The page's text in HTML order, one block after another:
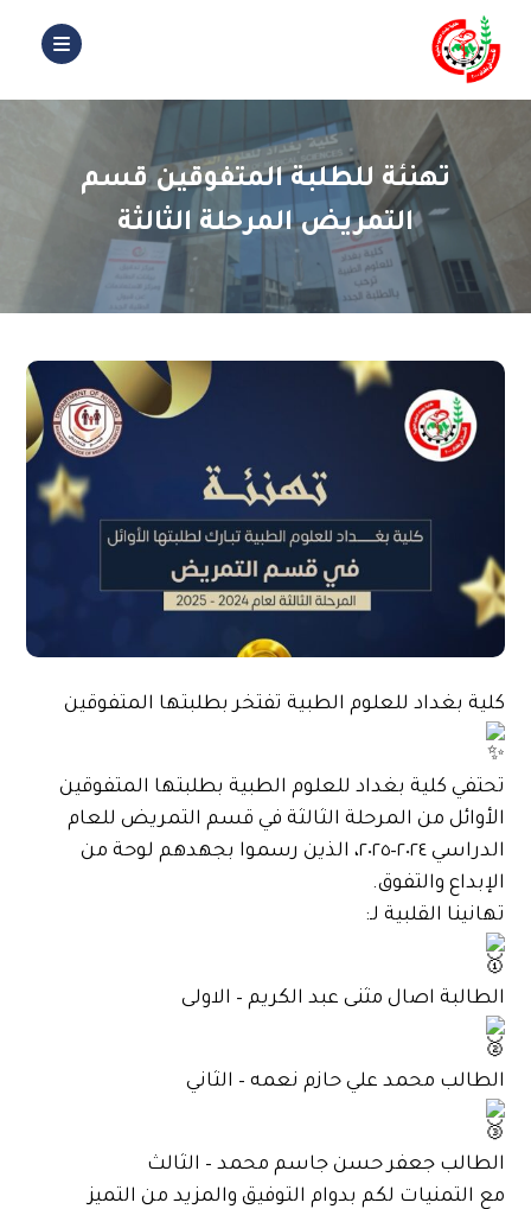
تهنئة للطلبة المتفوقين قسم
التمريض المرحلة الثالثة
كلية بغداد للعلوم الطبية تفتخر بطلبتها المتفوقين
تحتفي كلية بغداد للعلوم الطبية بطلبتها المتفوقين
الأوائل من المرحلة الثالثة في قسم التمريض للعام
الدراسي ٢٠٢٤–٢٠٢٥، الذين رسموا بجهدهم لوحة من
الإبداع والتفوق.
تهانينا القلبية لـ:
الطالبة اصال مثنى عبد الكريم – الاولى
الطالب محمد علي حازم نعمه – الثاني
الطالب جعفر حسن جاسم محمد – الثالث
مع التمنيات لكم بدوام التوفيق والمزيد من التميز